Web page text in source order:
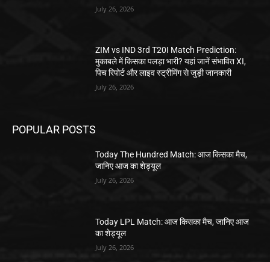
July 26, 2026
ZIM vs IND 3rd T20I Match Prediction:
मुकाबले में किसका पलड़ा भारी? यहां जानें संभावित XI,
पिच रिपोर्ट और लाइव स्ट्रीमिंग से जुड़ी जानकारी
July 26, 2026
POPULAR POSTS
Today The Hundred Match: आज किसका मैच,
जानिए आज का शेड्यूल
July 26, 2026
Today LPL Match: आज किसका मैच, जानिए आज
का शेड्यूल
July 26, 2026